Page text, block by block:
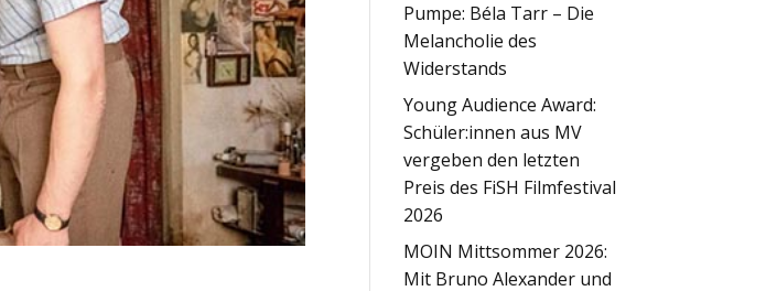
Pumpe: Béla Tarr – Die
Melancholie des
Widerstands
Young Audience Award:
Schüler:innen aus MV
vergeben den letzten
Preis des FiSH Filmfestival
2026
MOIN Mittsommer 2026:
Mit Bruno Alexander und